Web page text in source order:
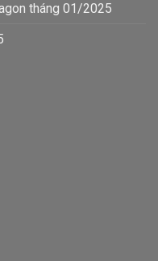
tháng 01/2025